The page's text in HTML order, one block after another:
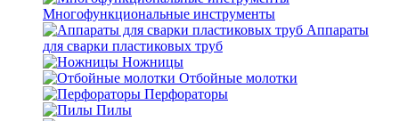
Многофункциональные инструменты
Аппараты
для сварки пластиковых труб
Ножницы
Отбойные молотки
Перфораторы
Пилы